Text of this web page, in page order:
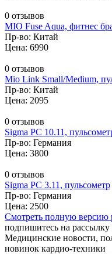
0 отзывов
MIO Fuse Aqua, фитнес
Пр-во: Китай
Цена: 6990
0 отзывов
Mio Link Small/Medium,
Пр-во: Китай
Цена: 2095
0 отзывов
Sigma PC 10.11,
Пр-во: Германия
Цена: 3800
0 отзывов
Sigma PC 3.11, пульсометр
Пр-во: Германия
Цена: 2500
Смотреть полную версию
подпишитесь на рассылку
Медицинские новости,
новинок кардио-техники